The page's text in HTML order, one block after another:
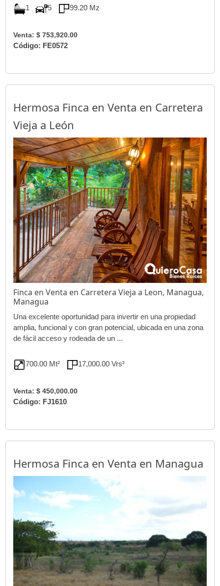
1 5 99.20 Mz
Venta: $ 753,920.00
Código: FE0572
Hermosa Finca en Venta en Carretera
Vieja a León
Finca en Venta en Carretera Vieja a Leon, Managua,
Managua
Una excelente oportunidad para invertir en una propiedad
amplia, funcional y con gran potencial, ubicada en una zona
de fácil acceso y rodeada de un ...
700.00 Mt² 17,000.00 Vrs²
Venta: $ 450,000.00
Código: FJ1610
Hermosa Finca en Venta en Managua